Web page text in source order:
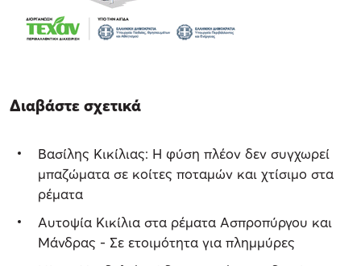
Διαβάστε σχετικά
Βασίλης Κικίλιας: Η φύση πλέον δεν συγχωρεί
μπαζώματα σε κοίτες ποταμών και χτίσιμο στα
ρέματα
Αυτοψία Κικίλια στα ρέματα Ασπροπύργου και
Μάνδρας - Σε ετοιμότητα για πλημμύρες